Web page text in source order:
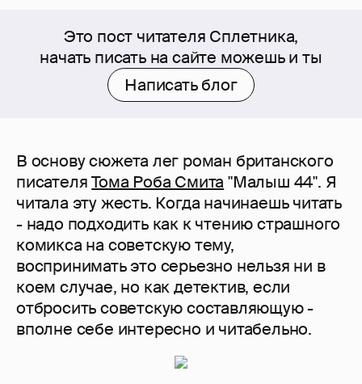
Это пост читателя Сплетника,
начать писать на сайте можешь и ты
Написать блог
В основу сюжета лег роман британского
писателяТома Роба Смита "Малыш 44". Я
читала эту жесть. Когда начинаешь читать
- надо подходить как к чтению страшного
комикса на советскую тему,
воспринимать это серьезно нельзя ни в
коем случае, но как детектив, если
отбросить советскую составляющую -
вполне себе интересно и читабельно.